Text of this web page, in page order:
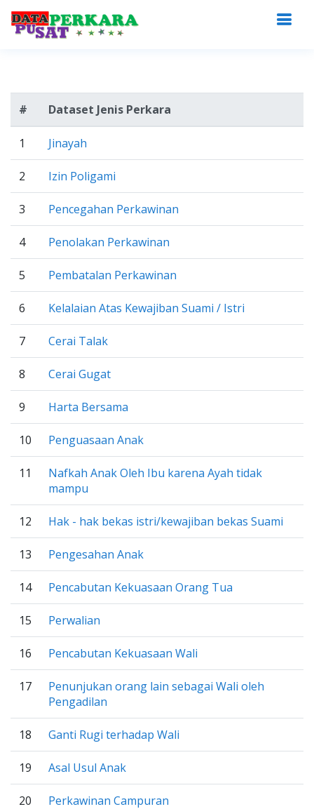
# Dataset Jenis Perkara
1 Jinayah
2 Izin Poligami
3 Pencegahan Perkawinan
4 Penolakan Perkawinan
5 Pembatalan Perkawinan
6 Kelalaian Atas Kewajiban Suami / Istri
7 Cerai Talak
8 Cerai Gugat
9 Harta Bersama
10 Penguasaan Anak
11
Nafkah Anak Oleh Ibu karena Ayah tidak
mampu
12 Hak - hak bekas istri/kewajiban bekas Suami
13 Pengesahan Anak
14 Pencabutan Kekuasaan Orang Tua
15 Perwalian
16 Pencabutan Kekuasaan Wali
17
Penunjukan orang lain sebagai Wali oleh
Pengadilan
18 Ganti Rugi terhadap Wali
19 Asal Usul Anak
20 Perkawinan Campuran